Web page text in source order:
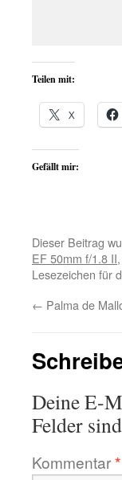
Teilen mit:
X
Gefällt mir:
Dieser Beitrag
EF 50mm f/1.8 II,
Lesezeichen für
← Palma de
Deine E-
Felder
Kommentar*